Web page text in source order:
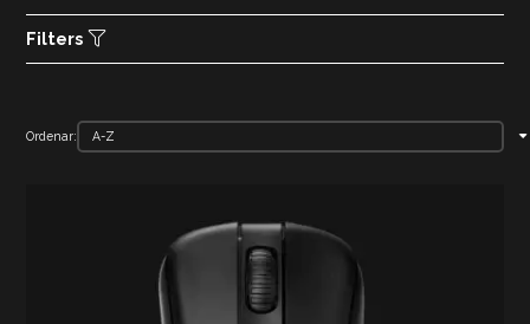
Filters
Ordenar: